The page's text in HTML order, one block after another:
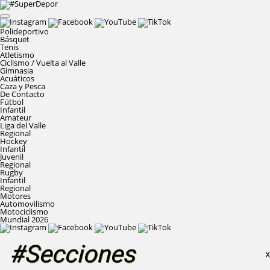
Polideportivo
Básquet
Tenis
Atletismo
Ciclismo / Vuelta al Valle
Gimnasia
Acuáticos
Caza y Pesca
De Contacto
Fútbol
Infantil
Amateur
Liga del Valle
Regional
Hockey
Infantil
Juvenil
Regional
Rugby
Infantil
Regional
Motores
Automovilismo
Motociclismo
Mundial 2026
#Secciones X